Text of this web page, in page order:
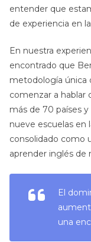
entender que
de experiencia en
En nuestra
encontrado que
metodología única
comenzar a hablar
más de 70 países
nueve escuelas en
consolidado como
aprender inglés de
El
una